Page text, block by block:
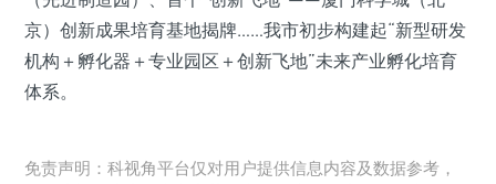
京）创新成果培育基地揭牌……我市初步构建起“新型研发
机构＋孵化器＋专业园区＋创新飞地”未来产业孵化培育
体系。
免责声明：科视角平台仅对用户提供信息内容及数据参考，